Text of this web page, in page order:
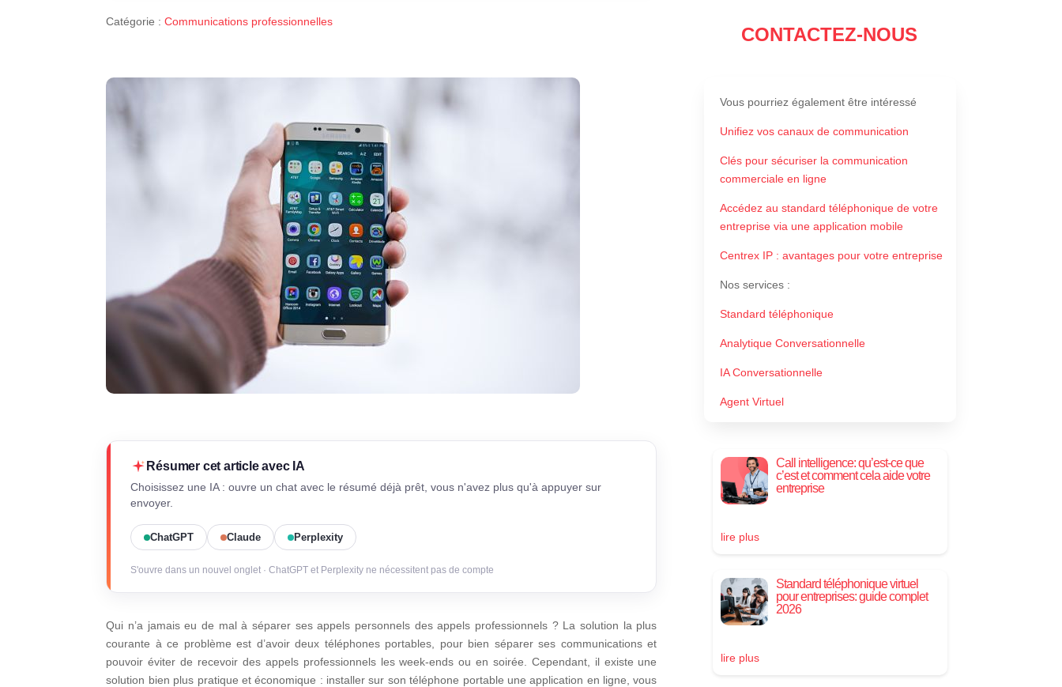
Catégorie :Communications professionnelles
Résumer cet article avec IA
Choisissez une IA : ouvre un chat avec le résumé déjà prêt, vous n'avez plus qu'à appuyer sur
envoyer.
ChatGPT Claude Perplexity
S'ouvre dans un nouvel onglet · ChatGPT et Perplexity ne nécessitent pas de compte
Qui n’a jamais eu de mal à séparer ses appels personnels des appels professionnels ? La solution la plus
courante à ce problème est d’avoir deux téléphones portables, pour bien séparer ses communications et
pouvoir éviter de recevoir des appels professionnels les week-ends ou en soirée. Cependant, il existe une
solution bien plus pratique et économique : installer sur son téléphone portable une application en ligne, vous
CONTACTEZ-NOUS
Vous pourriez également être intéressé
Unifiez vos canaux de communication
Clés pour sécuriser la communication
commerciale en ligne
Accédez au standard téléphonique de votre
entreprise via une application mobile
Centrex IP : avantages pour votre entreprise
Nos services :
Standard téléphonique
Analytique Conversationnelle
IA Conversationnelle
Agent Virtuel
Call intelligence: qu’est-ce que
c’est et comment cela aide votre
entreprise
lire plus
Standard téléphonique virtuel
pour entreprises: guide complet
2026
lire plus